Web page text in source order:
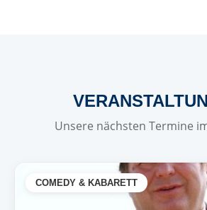
Unsere nächsten Termine
COMEDY & KABARETT